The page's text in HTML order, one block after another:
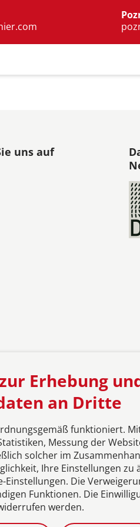
uns auf
Erhebung
an Dritte
funktioniert.
Messung der
solcher im
Ihre Einstellungen zu
Die
Funktionen. Die
werden.